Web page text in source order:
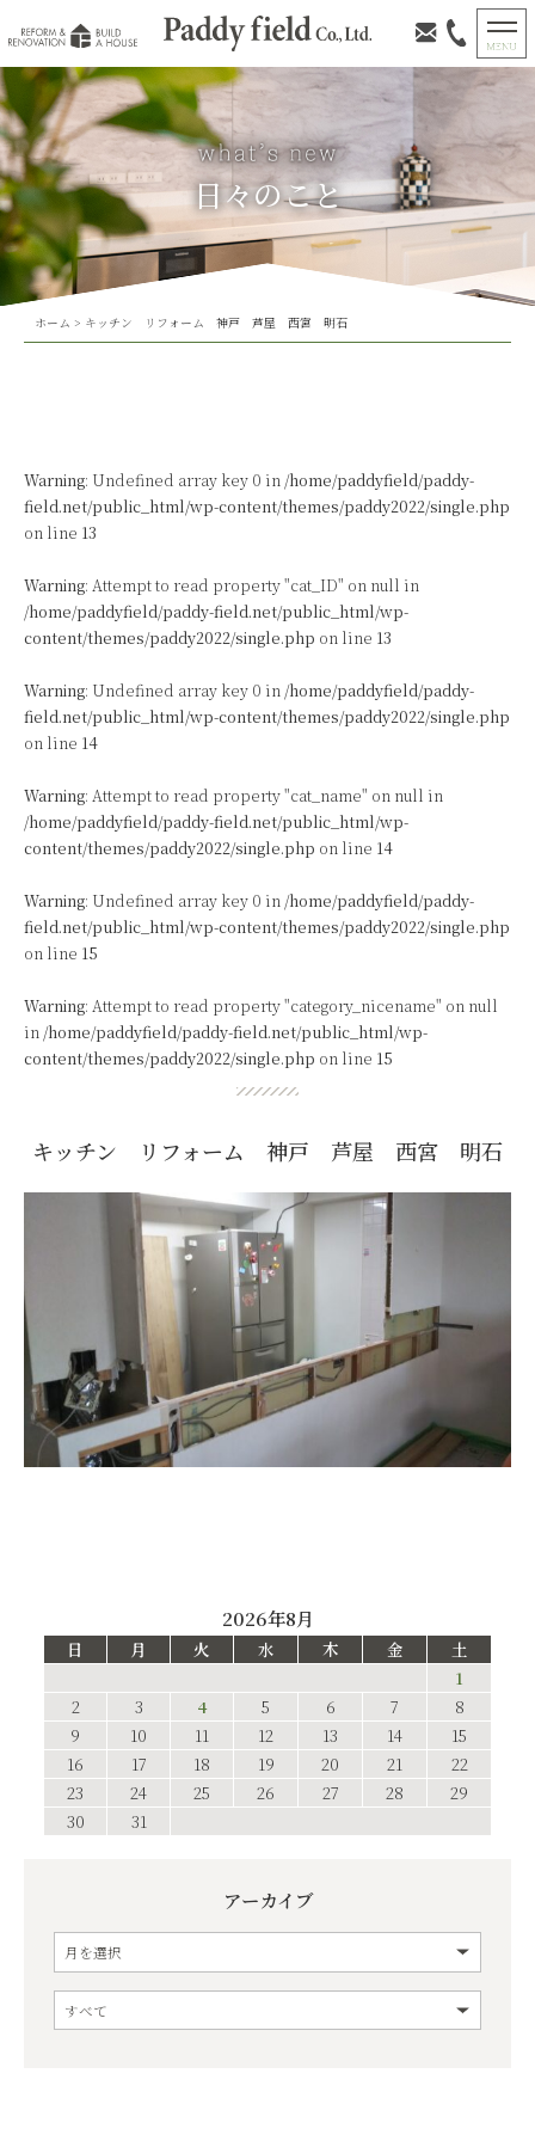
日々のこと
ホーム > キッチン リフォーム 神戸 芦屋 西宮 明石
Warning: Undefined array key 0 in /home/paddyfield/paddy-
field.net/public_html/wp-content/themes/paddy2022/single.php
on line 13
Warning: Attempt to read property "cat_ID" on null in
/home/paddyfield/paddy-field.net/public_html/wp-
content/themes/paddy2022/single.php on line 13
Warning: Undefined array key 0 in /home/paddyfield/paddy-
field.net/public_html/wp-content/themes/paddy2022/single.php
on line 14
Warning: Attempt to read property "cat_name" on null in
/home/paddyfield/paddy-field.net/public_html/wp-
content/themes/paddy2022/single.php on line 14
Warning: Undefined array key 0 in /home/paddyfield/paddy-
field.net/public_html/wp-content/themes/paddy2022/single.php
on line 15
Warning: Attempt to read property "category_nicename" on null
in /home/paddyfield/paddy-field.net/public_html/wp-
content/themes/paddy2022/single.php on line 15
キッチン リフォーム 神戸 芦屋 西宮 明石
2026年8月
日 月 火 水 木 金
土
1
2
3 4 5 6 7
8
9
10 11 12 13 14
15
16
17 18 19 20 21
22
23
24 25 26 27 28
29
30
31
アーカイブ